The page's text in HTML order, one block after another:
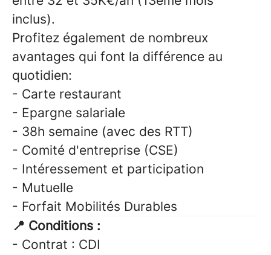
inclus).
Profitez également de nombreux
avantages qui font la différence au
quotidien:
- Carte restaurant
- Epargne salariale
- 38h semaine (avec des RTT)
- Comité d'entreprise (CSE)
- Intéressement et participation
- Mutuelle
- Forfait Mobilités Durables
📍 Conditions :
- Contrat : CDI